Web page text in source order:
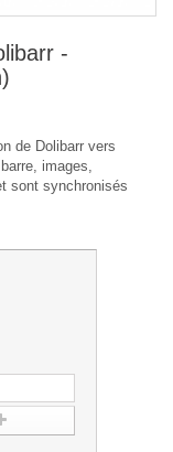
-
de Dolibarr vers
images,
sont synchronisés